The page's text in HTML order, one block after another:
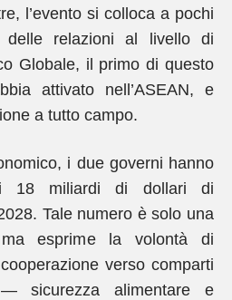
l’evento si colloca a pochi
delle relazioni al livello di
Globale, il primo di questo
attivato nell’ASEAN, e
a tutto campo.
i due governi hanno
18 miliardi di dollari di
Tale numero è solo una
ma esprime la volontà di
verso comparti
sicurezza alimentare e